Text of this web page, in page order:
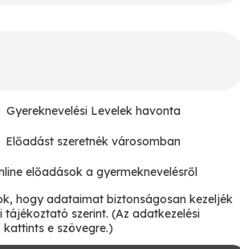
Gyereknevelési Levelek havonta
Előadást szeretnék városomban
előadások a gyermeknevelésről
hogy adataimat biztonságosan kezeljék
tájékoztató szerint. (Az adatkezelési
e szövegre.)